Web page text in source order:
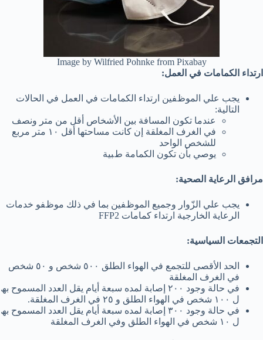
Image by Wilfried Pohnke from Pixabay
ارﺗﺪاء اﻟﻜﻤﺎﻣﺎت ﻓﻲ اﻟﻌﻤﻞ:
ﯾﺠﺐ ﻋﻠﻲ اﻟﻤﻮظﻔﯿﻦ ارﺗﺪاء اﻟﻜﻤﺎﻣﺎت ﻓﻲ اﻟﻌﻤﻞ ﻓﻲ اﻟﺤﺎﻻت
اﻟﺘﺎﻟﯿﺔ:
ﻋﻨﺪﻣﺎ ﺗﻜﻮن اﻟﻤﺴﺎﻓﺔ ﺑﯿﻦ اﻷﺷﺨﺎص أﻗﻞ ﻣﻦ ﻣﺘﺮ وﻧﺼﻒ
ﻓﻲ اﻟﻐﺮف اﻟﻤﻐﻠﻘﺔ إن ﻛﺎﻧﺖ ﻣﺴﺎﺣﺘﮭﺎ أﻗﻞ ١٠ ﻣﺘﺮ ﻣﺮﺑﻊ
ﻟﻠﺸﺨﺺ اﻟﻮاﺣﺪ
ﯾﻮﺻﻲ ﺑﺄن ﺗﻜﻮن اﻟﻜﻤﺎﻣﺔ طﺒﯿﺔ
ﻣﺮاﻓﻖ اﻟﺮﻋﺎﯾﺔ اﻟﺼﺤﯿﺔ:
ﯾﺠﺐ ﻋﻠﻲ اﻟﺰّوار وﺟﻤﯿﻊ اﻟﻤﻮظﻔﯿﻦ ﺑﻤﺎ ﻓﻲ ذﻟﻚ ﻣﻮظﻔﻮ ﺧﺪﻣﺎت
اﻟﺮﻋﺎﯾﺔ اﻟﺨﺎرﺟﯿﺔ ارﺗﺪاء ﻛﻤﺎﻣﺎت FFP2
اﻟﺘﺠﻤﻌﺎت اﻟﺴﯿﺎﺳﯿﺔ:
اﻟﺤﺪ اﻷﻗﺼﻰ ﻟﻠﺘﺠﻤﻊ ﻓﻲ اﻟﮭﻮاء اﻟﻄﻠﻖ ٥٠٠ ﺷﺨﺺ و ٥٠ ﺷﺨﺺ
ﻓﻲ اﻟﻐﺮف اﻟﻤﻐﻠﻘﺔ
ﻓﻲ ﺣﺎﻟﺔ وﺟﻮد ٢٠٠ إﺻﺎﺑﺔ ﻟﻤﺪه ﺳﺒﻌﺔ أﯾﺎم ﯾﻘﻞ اﻟﻌﺪد اﻟﻤﺴﻤﻮح ﺑﮫ
ل ١٠٠ ﺷﺨﺺ ﻓﻲ اﻟﮭﻮاء اﻟﻄﻠﻖ و ٢٥ ﻓﻲ اﻟﻐﺮف اﻟﻤﻐﻠﻘﺔ.
ﻓﻲ ﺣﺎﻟﺔ وﺟﻮد ٣٠٠ إﺻﺎﺑﺔ ﻟﻤﺪه ﺳﺒﻌﺔ أﯾﺎم ﯾﻘﻞ اﻟﻌﺪد اﻟﻤﺴﻤﻮح ﺑﮫ
ل ١٠ ﺷﺨﺺ ﻓﻲ اﻟﮭﻮاء اﻟﻄﻠﻖ وﻓﻲ اﻟﻐﺮف اﻟﻤﻐﻠﻘﺔ